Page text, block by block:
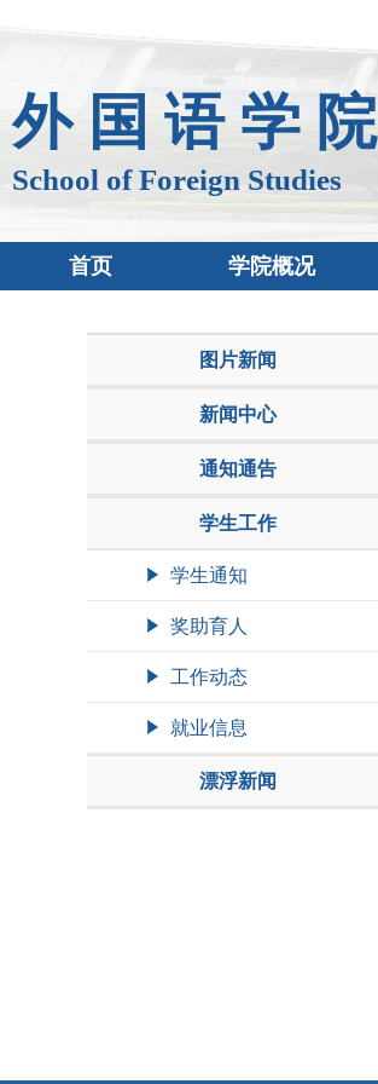
外 国 语 学 院
School of Foreign Studies
首页 学院概况
图片新闻
新闻中心
通知通告
学生工作
学生通知
奖助育人
工作动态
就业信息
漂浮新闻